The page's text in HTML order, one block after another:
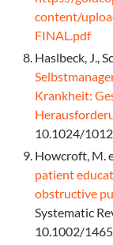
content/
FINAL.pdf
Haslbeck, J.,
Krankheit:
10.1024/
Howcroft, M.
patient
obstructive
Systematic
10.1002/